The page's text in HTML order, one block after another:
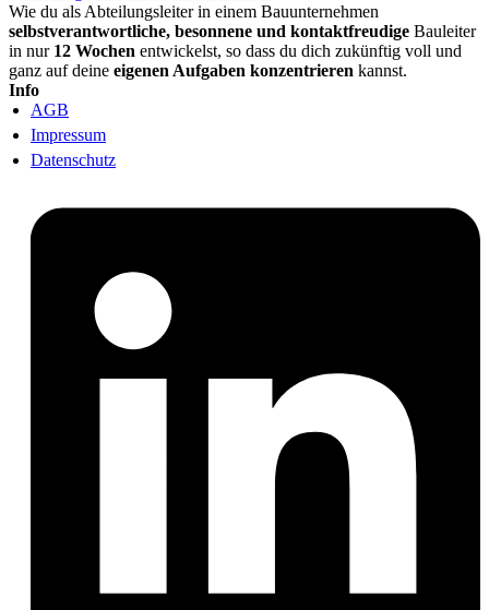
Wie du als Abteilungsleiter in einem Bauunternehmen
selbstverantwortliche, besonnene und kontaktfreudige Bauleiter
in nur 12 Wochen entwickelst, so dass du dich zukünftig voll und
ganz auf deine eigenen Aufgaben konzentrieren kannst.
Info
AGB
Impressum
Datenschutz